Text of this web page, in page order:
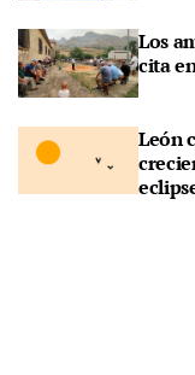
Los
cita
León